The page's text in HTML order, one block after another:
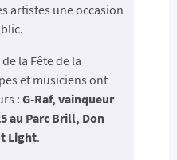
artistes une occasion
la Fête de la
et musiciens ont
: G-Raf, vainqueur
au Parc Brill, Don
Light.